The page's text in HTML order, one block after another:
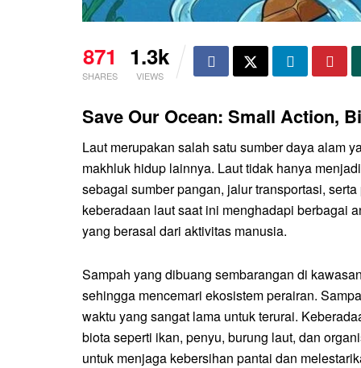
871
SHARES
1.3k
VIEWS
Save Our Ocean: Small Action,
Laut merupakan salah satu sumber daya alam
makhluk hidup lainnya. Laut tidak hanya
sebagai sumber pangan, jalur transportasi,
keberadaan laut saat ini menghadapi berbagai
yang berasal dari aktivitas manusia.
Sampah yang dibuang sembarangan di
sehingga mencemari ekosistem perairan.
waktu yang sangat lama untuk terurai.
biota seperti ikan, penyu, burung laut, dan
untuk menjaga kebersihan pantai dan